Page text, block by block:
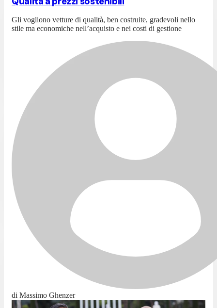
Gli vogliono vetture di qualità, ben costruite, gradevoli nello
stile ma economiche nell’acquisto e nei costi di gestione
di Massimo Ghenzer